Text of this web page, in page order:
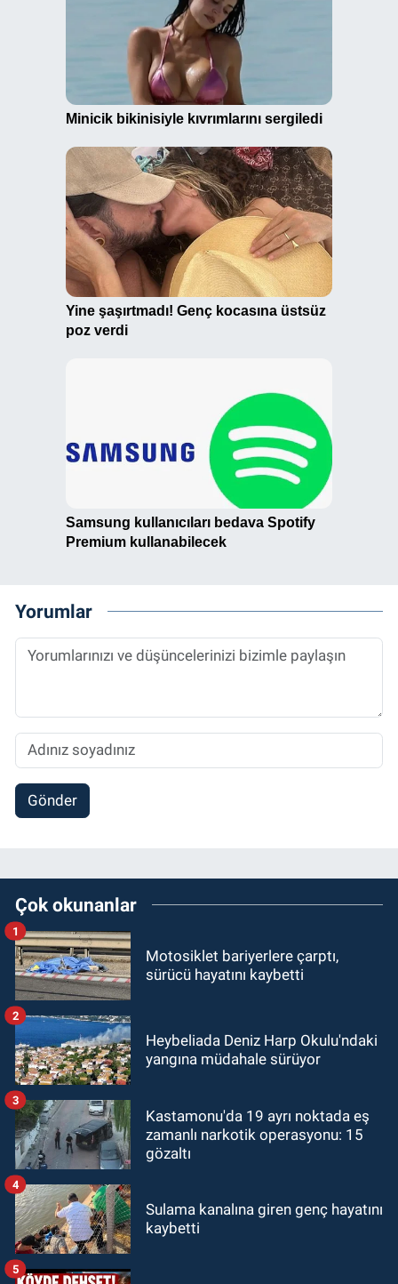
Yorumlar
Gönder
Çok okunanlar
Motosiklet bariyerlere çarptı,
sürücü hayatını kaybetti
1
Heybeliada Deniz Harp Okulu'ndaki
yangına müdahale sürüyor
2
Kastamonu'da 19 ayrı noktada eş
zamanlı narkotik operasyonu: 15
gözaltı
3
Sulama kanalına giren genç hayatını
kaybetti
4
5